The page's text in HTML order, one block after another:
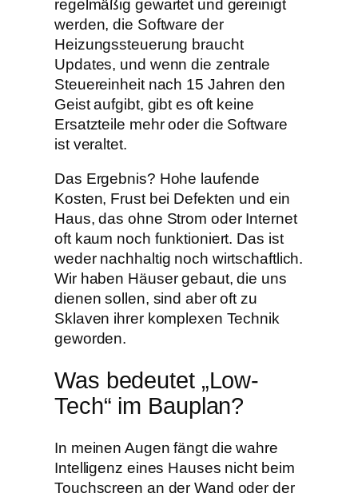
regelmäßig gewartet und gereinigt
werden, die Software der
Heizungssteuerung braucht
Updates, und wenn die zentrale
Steuereinheit nach 15 Jahren den
Geist aufgibt, gibt es oft keine
Ersatzteile mehr oder die Software
ist veraltet.
​Das Ergebnis? Hohe laufende
Kosten, Frust bei Defekten und ein
Haus, das ohne Strom oder Internet
oft kaum noch funktioniert. Das ist
weder nachhaltig noch wirtschaftlich.
Wir haben Häuser gebaut, die uns
dienen sollen, sind aber oft zu
Sklaven ihrer komplexen Technik
geworden.
​Was bedeutet „Low-
Tech“ im Bauplan?
​In meinen Augen fängt die wahre
Intelligenz eines Hauses nicht beim
Touchscreen an der Wand oder der